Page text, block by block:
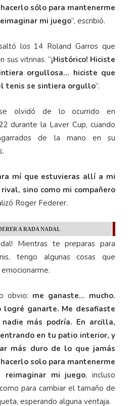
sólo para mantenerme
mi juego”, escribió.
los 14 Roland Garros que
sus vitrinas. “¡Histórico! Hiciste
orgullosa… hiciste que
tenis se sintiera orgullo”.
olvidó de lo ocurrido en
durante la Laver Cup, cuando
de la mano en su
mí que estuvieras allí a mi
sino como mi compañero
Roger Federer.
A RADA NADAL
Mientras te preparas para
tengo algunas cosas que
obvio: me ganaste... mucho.
logré ganarte. Me desafiaste
más podría. En arcilla,
en tu patio interior, y
más duro de lo que jamás
solo para mantenerme
reimaginar mi juego, incluso
para cambiar el tamaño de
esperando alguna ventaja.